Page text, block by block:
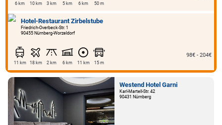
6 km 10 km 3 km 5 km 6 km 50 m
Hotel-Restaurant Zirbelstube
Friedrich-Overbeck-Str. 1
90455 Nürnberg-Worzeldorf
11 km 18 km 2 km 6 km 11 km 15 m
98€ - 204€
Westend Hotel Garni
Karl-Martell-Str. 42
90431 Nürnberg